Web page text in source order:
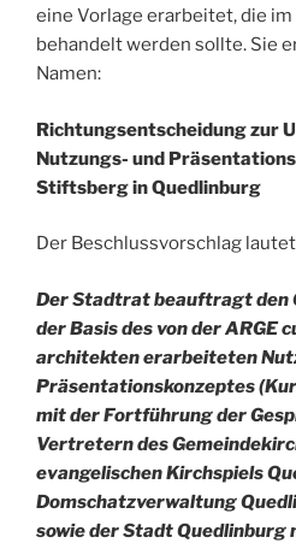
eine Vorlage erarbeitet, die
behandelt werden sollte. Sie
Namen:
Richtungsentscheidung zur
Nutzungs- und
Stiftsberg in Quedlinburg
Der Beschlussvorschlag
Der Stadtrat beauftragt den
der Basis des von der ARGE
architekten erarbeiteten
Präsentationskonzeptes
mit der Fortführung der
Vertretern des
evangelischen Kirchspiels
Domschatzverwaltung
sowie der Stadt